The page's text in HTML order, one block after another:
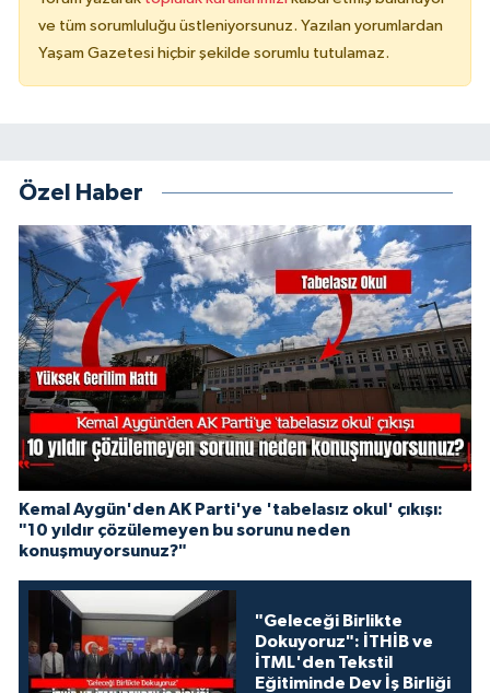
ve tüm sorumluluğu üstleniyorsunuz. Yazılan yorumlardan
Yaşam Gazetesi hiçbir şekilde sorumlu tutulamaz.
Özel Haber
Kemal Aygün'den AK Parti'ye 'tabelasız okul' çıkışı:
"10 yıldır çözülemeyen bu sorunu neden
konuşmuyorsunuz?"
"Geleceği Birlikte
Dokuyoruz": İTHİB ve
İTML'den Tekstil
Eğitiminde Dev İş Birliği